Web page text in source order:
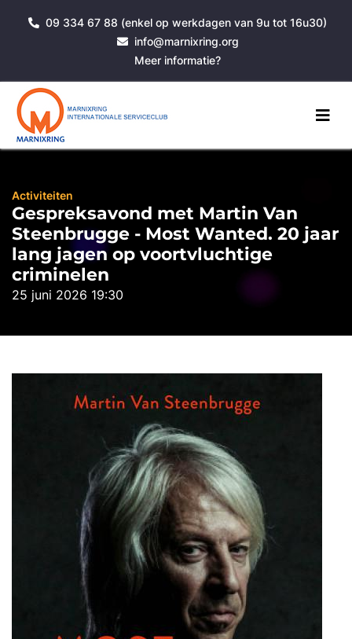
09 334 67 88 (enkel op werkdagen van 9u tot 16u30)
info@marnixring.org
Meer informatie?
Activiteiten
Gespreksavond met Martin Van
Steenbrugge - Most Wanted. 20 jaar
lang jagen op voortvluchtige
criminelen
25 juni 2026 19:30